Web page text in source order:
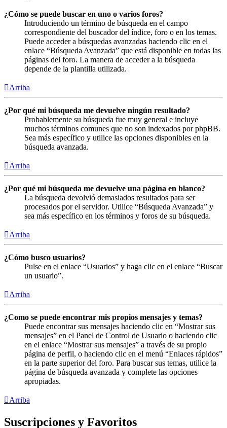
¿Cómo se puede buscar en uno o varios foros?
Introduciendo un término de búsqueda en el campo
correspondiente del buscador del índice, foro o en los temas.
Puede acceder a búsquedas avanzadas haciendo clic en el
enlace “Búsqueda Avanzada” que está disponible en todas las
páginas del foro. La manera de acceder a la búsqueda
depende de la plantilla utilizada.
Arriba
¿Por qué mi búsqueda me devuelve ningún resultado?
Probablemente su búsqueda fue muy general e incluye
muchos términos comunes que no son indexados por phpBB.
Sea más específico y utilice las opciones disponibles en la
búsqueda avanzada.
Arriba
¿Por qué mi búsqueda me devuelve una página en blanco?
La búsqueda devolvió demasiados resultados para ser
procesados por el servidor. Utilice “Búsqueda Avanzada” y
sea más específico en los términos y foros de su búsqueda.
Arriba
¿Cómo busco usuarios?
Pulse en el enlace “Usuarios” y haga clic en el enlace “Buscar
un usuario”.
Arriba
¿Como se puede encontrar mis propios mensajes y temas?
Puede encontrar sus mensajes haciendo clic en “Mostrar sus
mensajes” en el Panel de Control de Usuario o haciendo clic
en el enlace “Mostrar sus mensajes” a través de su propio
página de perfil, o haciendo clic en el menú “Enlaces rápidos”
en la parte superior del foro. Para buscar sus temas, utilice la
página de búsqueda avanzada y complete las opciones
apropiadas.
Arriba
Suscripciones y Favoritos